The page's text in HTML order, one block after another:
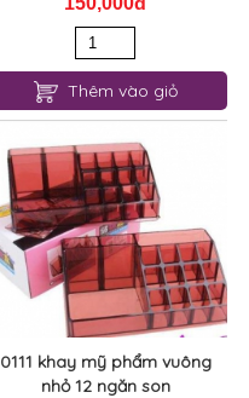
Thêm vào giỏ
0111 khay mỹ phẩm vuông
nhỏ 12 ngăn son